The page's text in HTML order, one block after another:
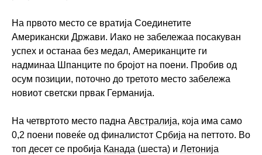
На првото место се вратија Соединетите
Американски Држави. Иако не забележаа посакуван
успех и останаа без медал, Американците ги
надминаа Шпанците по бројот на поени. Пробив од
осум позиции, поточно до третото место забележа
новиот светски првак Германија.
На четвртото место падна Австралија, која има само
0,2 поени повеќе од финалистот Србија на петтото. Во
топ десет се пробија Канада (шеста) и Летонија